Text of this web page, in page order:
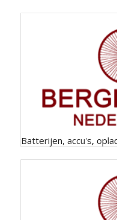
Batterijen, accu's,